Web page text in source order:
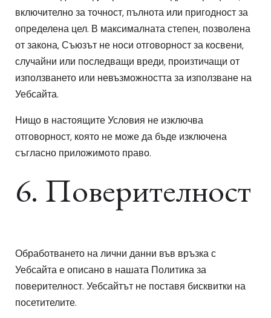
включително за точност, пълнота или пригодност за
определена цел. В максималната степен, позволена
от закона, Съюзът не носи отговорност за косвени,
случайни или последващи вреди, произтичащи от
използването или невъзможността за използване на
Уебсайта.
Нищо в настоящите Условия не изключва
отговорност, която не може да бъде изключена
съгласно приложимото право.
6. Поверителност
Обработването на лични данни във връзка с
Уебсайта е описано в нашата Политика за
поверителност. Уебсайтът не поставя бисквитки на
посетителите.